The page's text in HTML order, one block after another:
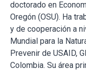
doctorado en
Oregón (OSU). Ha
y de cooperación a
Mundial para la
Prevenir de USAID,
Colombia. Su área